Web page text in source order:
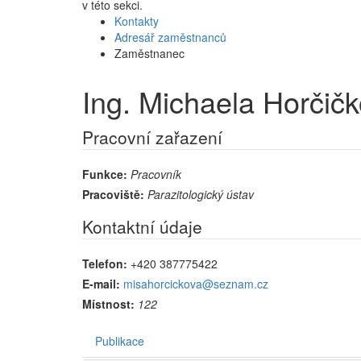
v této sekci.
Kontakty
Adresář zaměstnanců
Zaměstnanec
Ing. Michaela
Pracovní zařazení
Funkce: Pracovník
Pracoviště: Parazitologický ústav
Kontaktní údaje
Telefon: +420 387775422
E-mail: misahorcickova@seznam.cz
Místnost: 122
Publikace